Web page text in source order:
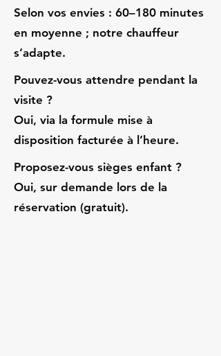
Selon vos envies : 60–180 minutes
en moyenne ; notre chauffeur
s’adapte.
Pouvez-vous attendre pendant la
visite ?
Oui, via la formule mise à
disposition facturée à l’heure.
Proposez-vous sièges enfant ?
Oui, sur demande lors de la
réservation (gratuit).